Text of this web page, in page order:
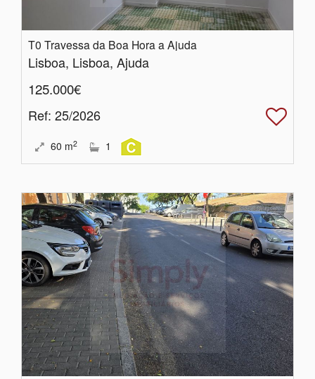
T0 Travessa da Boa Hora a Ajuda
Lisboa, Lisboa, Ajuda
125.000€
Ref: 25/2026
60 m2 1